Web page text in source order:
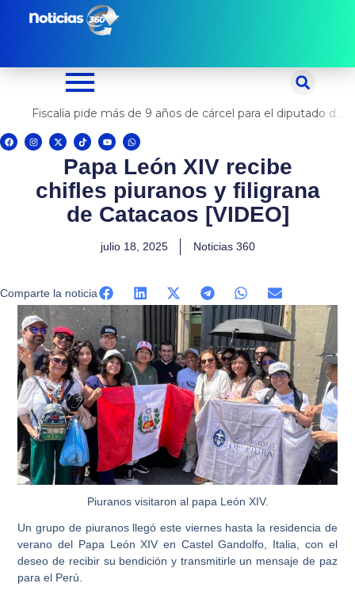
Fiscalía pide más de 9 años de cárcel para el diputado de oposición Harvey Colchado
F
a
c
I
n
s
a
X
-
t
w
t
e
T
i
k
t
o
Y
o
u
t
u
W
h
a
s
a
p
p
Papa León XIV recibe
chifles piuranos y filigrana
de Catacaos [VIDEO]
julio 18, 2025 Noticias 360
Comparte la noticia
Piuranos visitaron al papa León XIV.
Un grupo de piuranos llegó este viernes hasta la residencia de
verano del Papa León XIV en Castel Gandolfo, Italia, con el
deseo de recibir su bendición y transmitirle un mensaje de paz
para el Perú.